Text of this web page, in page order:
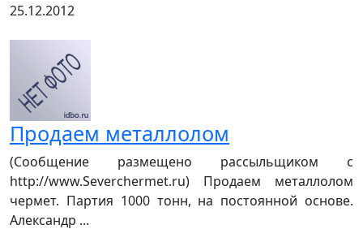
25.12.2012
Продаем металлолом
(Сообщение размещено рассыльщиком с
http://www.Severchermet.ru) Продаем металлолом
чермет. Партия 1000 тонн, на постоянной основе.
Александр ...